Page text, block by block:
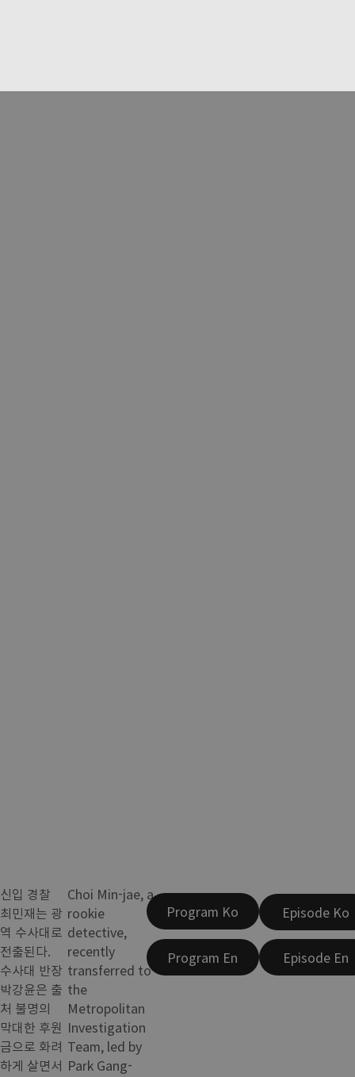
신입 경찰
최민재는 광
역 수사대로
전출된다.
수사대 반장
박강윤은 출
처 불명의
막대한 후원
금으로 화려
하게 살면서
Choi Min-jae, a
rookie
detective,
recently
transferred to
the
Metropolitan
Investigation
Team, led by
Park Gang-
Program Ko
Program En
Episode Ko
Episode En